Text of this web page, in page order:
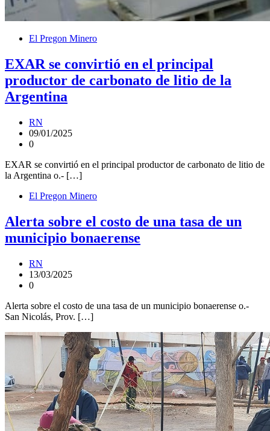
El Pregon Minero
EXAR se convirtió en el principal
productor de carbonato de litio de la
Argentina
RN
09/01/2025
0
EXAR se convirtió en el principal productor de carbonato de litio de
la Argentina o.- […]
El Pregon Minero
Alerta sobre el costo de una tasa de un
municipio bonaerense
RN
13/03/2025
0
Alerta sobre el costo de una tasa de un municipio bonaerense o.-
San Nicolás, Prov. […]